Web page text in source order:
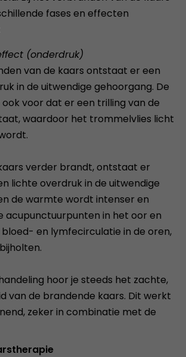
fases en effecten
(onderdruk)
van de kaars ontstaat er een
in de uitwendige gehoorgang. De
voor dat er een trilling van de
waardoor het trommelvlies licht
verder brandt, ontstaat er
lichte overdruk in de uitwendige
de warmte wordt intenser en
acupunctuurpunten in het oor en
en lymfecirculatie in de oren,
hoor je steeds het zachte,
van de brandende kaars. Dit werkt
zeker in combinatie met de